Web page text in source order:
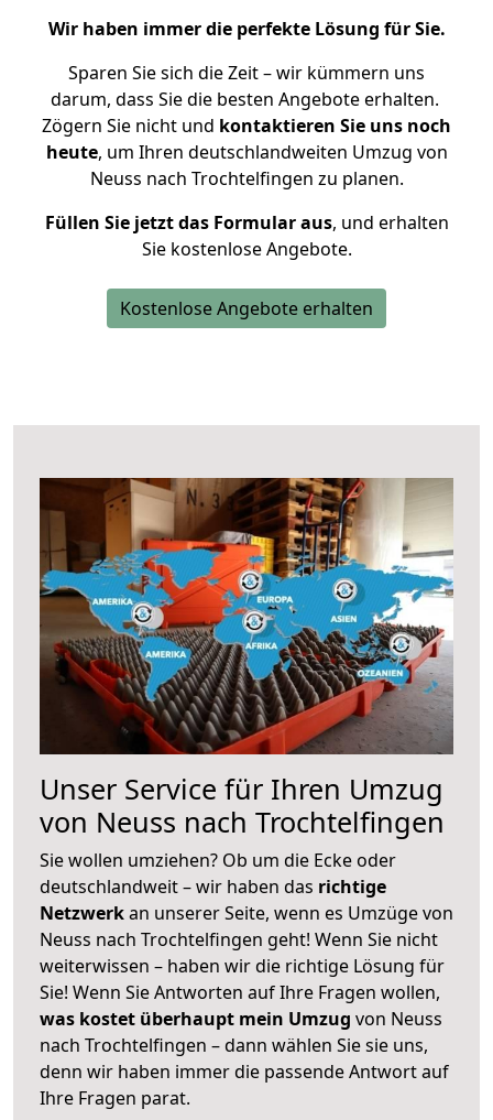
Wir haben immer die perfekte Lösung für Sie.
Sparen Sie sich die Zeit – wir kümmern uns
darum, dass Sie die besten Angebote erhalten.
Zögern Sie nicht und kontaktieren Sie uns noch
heute, um Ihren deutschlandweiten Umzug von
Neuss nach Trochtelfingen zu planen.
Füllen Sie jetzt das Formular aus, und erhalten
Sie kostenlose Angebote.
Kostenlose Angebote erhalten
Unser Service für Ihren Umzug
von Neuss nach Trochtelfingen
Sie wollen umziehen? Ob um die Ecke oder
deutschlandweit – wir haben das richtige
Netzwerkan unserer Seite, wenn es Umzüge von
Neuss nach Trochtelfingen geht! Wenn Sie nicht
weiterwissen – haben wir die richtige Lösung für
Sie! Wenn Sie Antworten auf Ihre Fragen wollen,
was kostet überhaupt mein Umzug von Neuss
nach Trochtelfingen – dann wählen Sie sie uns,
denn wir haben immer die passende Antwort auf
Ihre Fragen parat.